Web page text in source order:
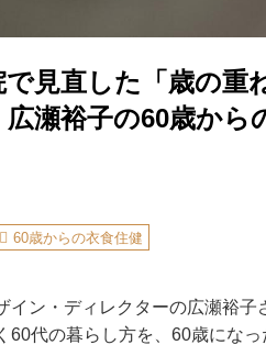
見直した「歳の重
瀬裕子の60歳から
60歳からの衣食住健
イン・ディレクターの広瀬裕
60代の暮らし方を、60歳にな